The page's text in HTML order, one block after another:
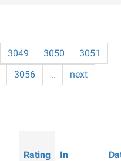
3049 3050
3051
3056 …
next
Rating
In